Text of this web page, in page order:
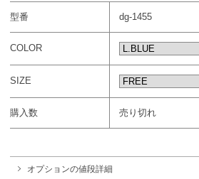
型番 dg-1455
COLOR
SIZE
購入数 売り切れ
オプションの値段詳細